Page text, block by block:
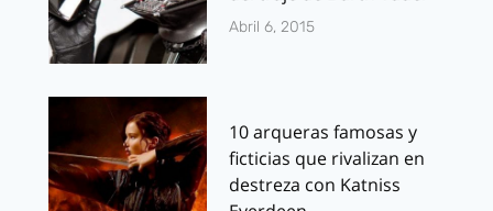
Abril 6, 2015
10 arqueras famosas y
ficticias que rivalizan en
destreza con Katniss